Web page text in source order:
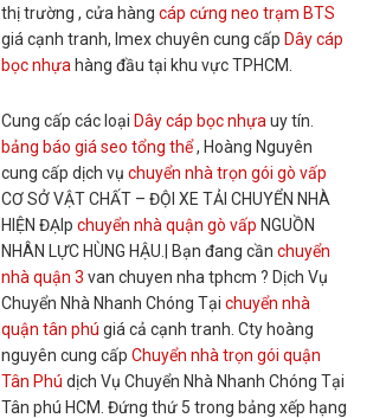
thị trường , cửa hàngcáp cứng neo trạm BTS
giá cạnh tranh, Imex chuyên cung cấp Dây cáp
bọc nhựa hàng đầu tại khu vực TPHCM.
Cung cấp các loạiDây cáp bọc nhựa uy tín.
bảng báo giá seo tổng thể, Hoàng Nguyên
cung cấp dịch vụchuyển nhà trọn gói gò vấp
CƠ SỞ VẬT CHẤT – ĐỘI XE TẢI CHUYỂN NHÀ
HIỆN ĐẠIpchuyển nhà quận gò vấp NGUỒN
NHÂN LỰC HÙNG HẬU.| Bạn đang cầnchuyển
nhà quận 3 van chuyen nha tphcm ? Dịch Vụ
Chuyển Nhà Nhanh Chóng Tạichuyển nhà
quận tân phú giá cả cạnh tranh. Cty hoàng
nguyên cung cấpChuyển nhà trọn gói quận
Tân Phú dịch Vụ Chuyển Nhà Nhanh Chóng Tại
Tân phú HCM. Đứng thứ 5 trong bảng xếp hạng